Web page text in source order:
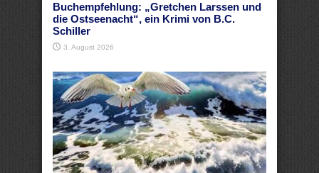
Buchempfehlung: „Gretchen Larssen und
die Ostseenacht“, ein Krimi von B.C.
Schiller
3. August 2026